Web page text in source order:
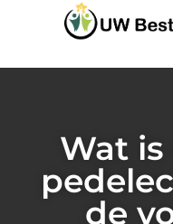
Wat is
de